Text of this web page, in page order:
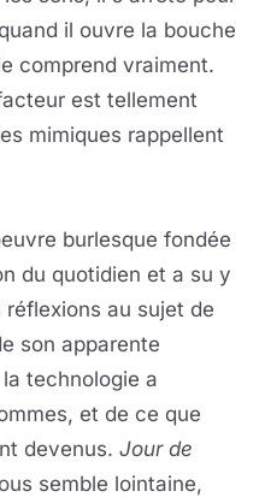
il ouvre la bouche
comprend vraiment.
est tellement
mimiques rappellent
burlesque fondée
du quotidien et a su y
au sujet de
son apparente
technologie a
et de ce que
devenus. Jour de
semble lointaine,